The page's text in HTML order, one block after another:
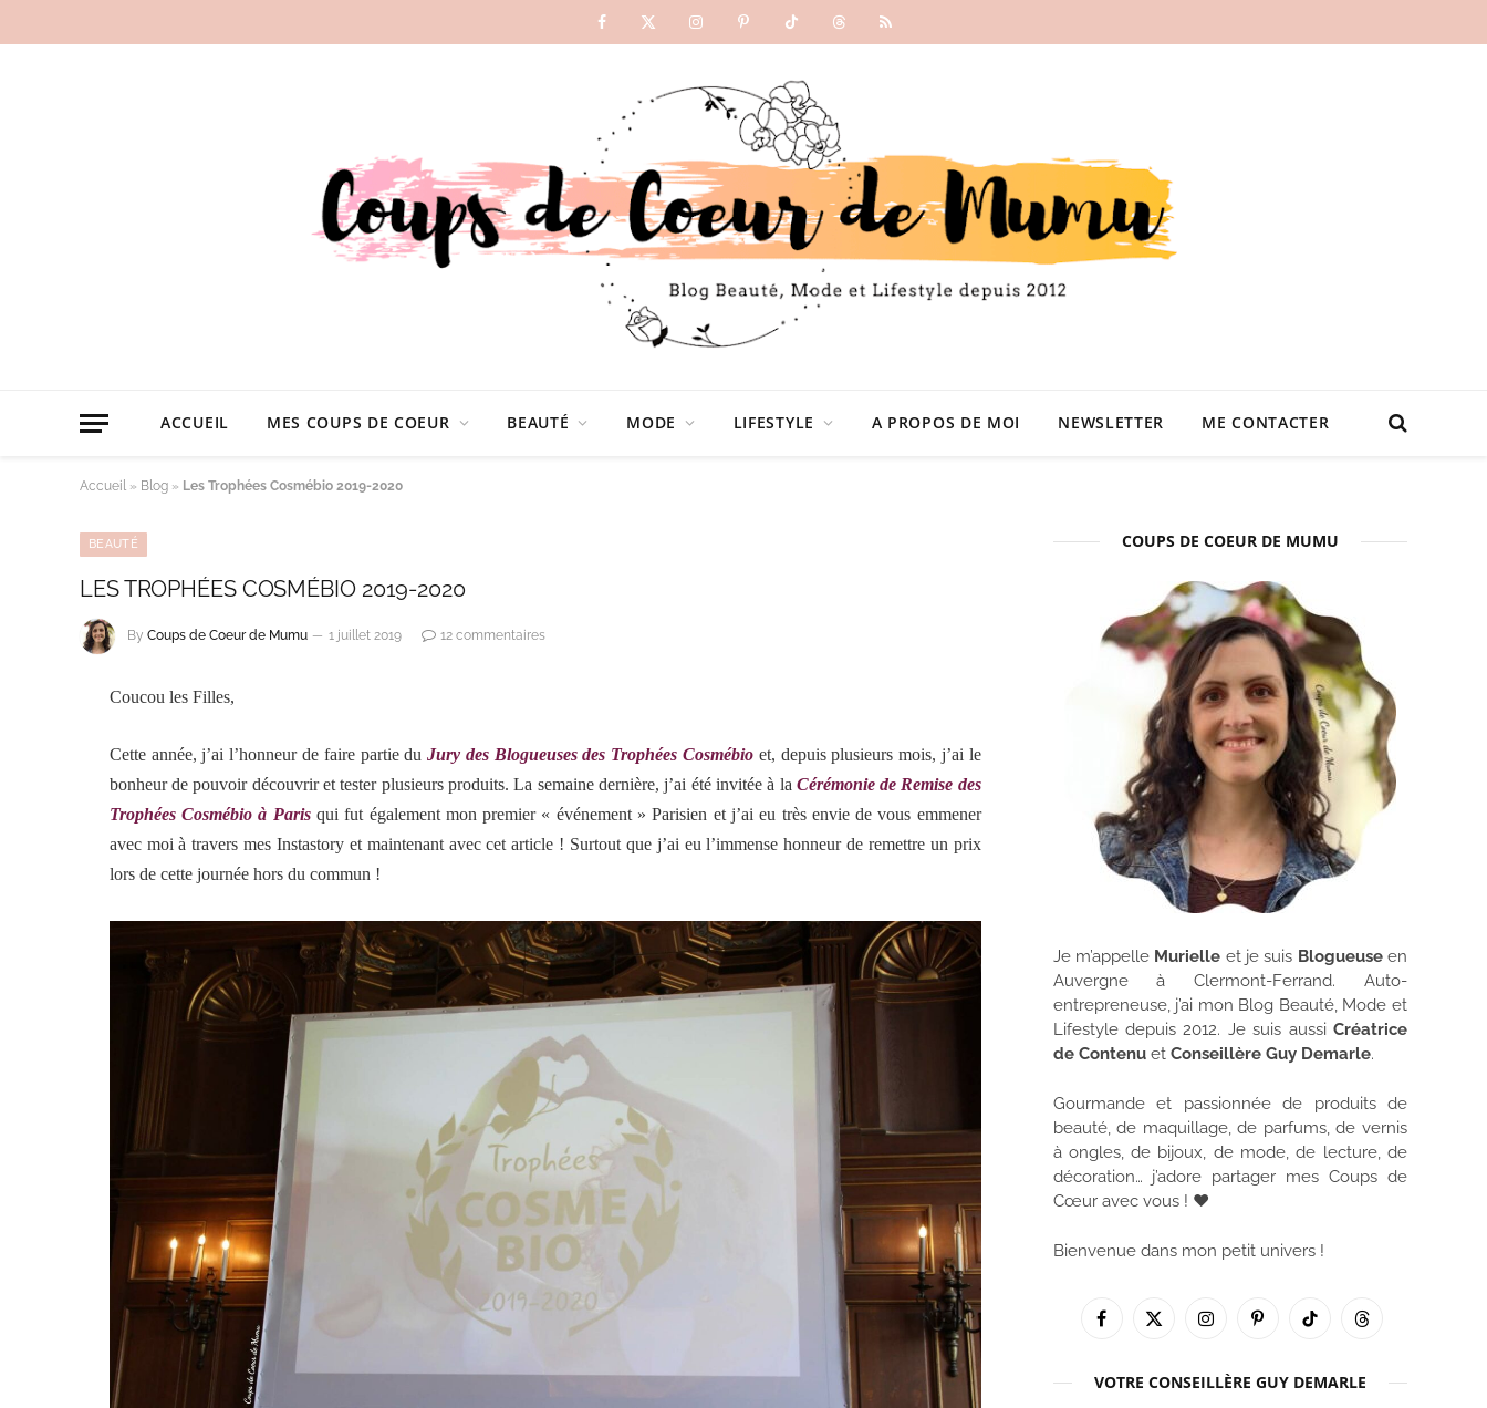
Facebook
X
InstagramPinterestTikTokThreadsRSS
ACCUEIL MES COUPS DE COEUR BEAUTÉ MODE LIFESTYLE A PROPOS DE MOI NEWSLETTER ME CONTACTER
Accueil » Blog » Les Trophées Cosmébio 2019-2020
BEAUTÉ
LES TROPHÉES COSMÉBIO 2019-2020
By Coups de Coeur de Mumu 1 juillet 2019 12 commentaires
Coucou les Filles,
Cette année, j’ai l’honneur de faire partie duJury des Blogueuses des Trophées Cosmébio et, depuis plusieurs mois, j’ai le
bonheur de pouvoir découvrir et tester plusieurs produits. La semaine dernière, j’ai été invitée à la Cérémonie de Remise des
Trophées Cosmébio à Parisqui fut également mon premier « événement » Parisien et j’ai eu très envie de vous emmener
avec moi à travers mes Instastory et maintenant avec cet article ! Surtout que j’ai eu l’immense honneur de remettre un prix
lors de cette journée hors du commun !
COUPS DE COEUR DE MUMU
Je m’appelle Murielle et je suis Blogueuseen
Auvergne à Clermont-Ferrand. Auto-
entrepreneuse, j’ai mon Blog Beauté, Mode et
Lifestyle depuis 2012. Je suis aussi Créatrice
de Contenuet Conseillère Guy Demarle.
Gourmande et passionnée de produits de
beauté, de maquillage, de parfums, de vernis
à ongles, de bijoux, de mode, de lecture, de
décoration… j’adore partager mes Coups de
Cœur avec vous ! ♥
Bienvenue dans mon petit univers !
Facebook
X
InstagramPinterestTikTok Threads
VOTRE CONSEILLÈRE GUY DEMARLE